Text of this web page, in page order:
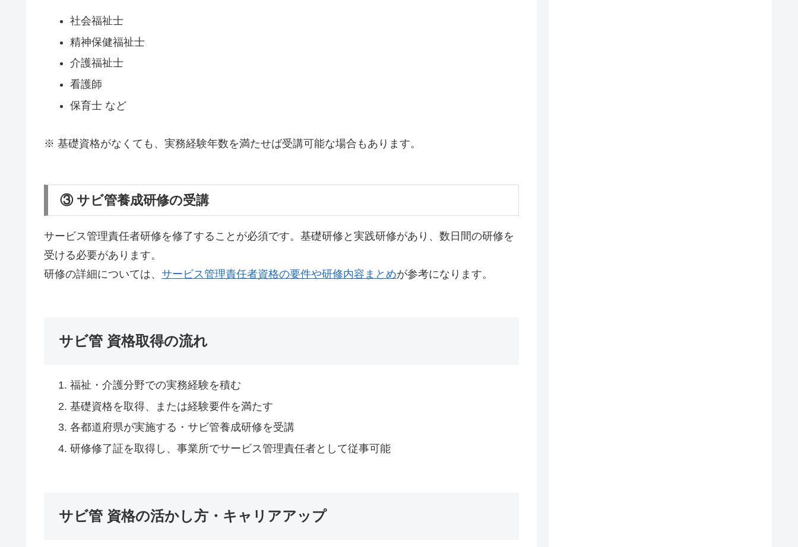
社会福祉士
精神保健福祉士
介護福祉士
看護師
保育士 など
※ 基礎資格がなくても、実務経験年数を満たせば受講可能な場合もあります。
③ サビ管養成研修の受講
サービス管理責任者研修を修了することが必須です。基礎研修と実践研修があり、数日間の研修を
受ける必要があります。
研修の詳細については、 サービス管理責任者資格の要件や研修内容まとめが参考になります。
サビ管 資格取得の流れ
福祉・介護分野での実務経験を積む
基礎資格を取得、または経験要件を満たす
各都道府県が実施する・サビ管養成研修を受講
研修修了証を取得し、事業所でサービス管理責任者として従事可能
サビ管 資格の活かし方・キャリアアップ